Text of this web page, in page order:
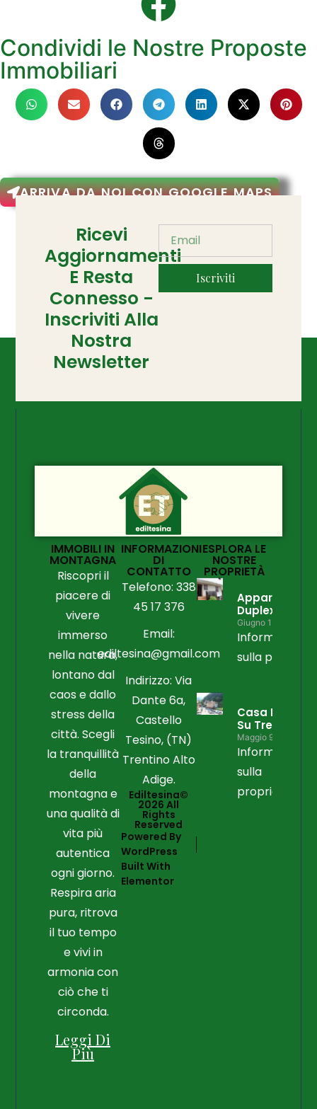
Condividi le Nostre Proposte
Immobiliari
ARRIVA DA NOI CON GOOGLE MAPS
Ricevi
Aggiornamenti
E Resta
Connesso -
Inscriviti Alla
Nostra
Newsletter
Iscriviti
IMMOBILI IN
MONTAGNA
Riscopri il
piacere di
vivere
immerso
nella natura,
lontano dal
caos e dallo
stress della
città. Scegli
la tranquillità
della
montagna e
una qualità di
vita più
autentica
ogni giorno.
Respira aria
pura, ritrova
il tuo tempo
e vivi in
armonia con
ciò che ti
circonda.
Leggi Di
Più
INFORMAZIONI
DI
CONTATTO
Telefono: 338
45 17 376
Email:
ediltesina@gmail.com
Indirizzo: Via
Dante 6a,
Castello
Tesino, (TN)
Trentino Alto
Adige.
Ediltesina©
2026 All
Rights
Reserved
Powered By
WordPress
Built With
Elementor
ESPLORA LE
NOSTRE
PROPRIETÀ
Duplex
Giugno 15, 2026
Informazioni
sulla
Casa Libera
Su Tre Lati
Maggio 9, 2026
Informazioni
sulla
proprietà